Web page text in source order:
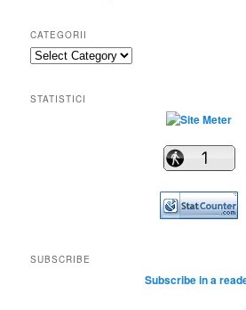
CATEGORII
Categorii
STATISTICI
SUBSCRIBE
Subscribe in a